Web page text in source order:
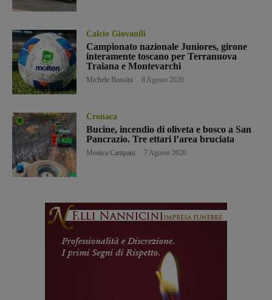
Calcio Giovanili
Campionato nazionale Juniores, girone
interamente toscano per Terranuova
Traiana e Montevarchi
Michele Bossini 8 Agosto 2026
Cronaca
Bucine, incendio di oliveta e bosco a San
Pancrazio. Tre ettari l’area bruciata
Monica Campani 7 Agosto 2026